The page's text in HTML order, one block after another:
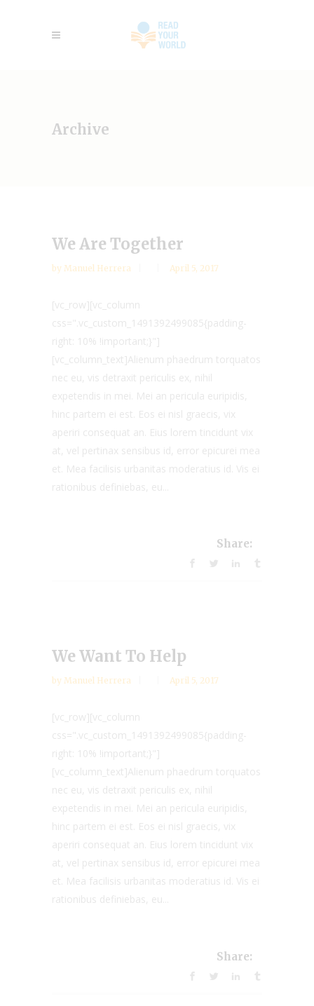
Archive
We Are Together
by Manuel Herrera April 5, 2017
[vc_row][vc_column
css=".vc_custom_1491392499085{padding-
right: 10% !important;}"]
[vc_column_text]Alienum phaedrum torquatos
nec eu, vis detraxit periculis ex, nihil
expetendis in mei. Mei an pericula euripidis,
hinc partem ei est. Eos ei nisl graecis, vix
aperiri consequat an. Eius lorem tincidunt vix
at, vel pertinax sensibus id, error epicurei mea
et. Mea facilisis urbanitas moderatius id. Vis ei
rationibus definiebas, eu...
Share:
We Want To Help
by Manuel Herrera April 5, 2017
[vc_row][vc_column
css=".vc_custom_1491392499085{padding-
right: 10% !important;}"]
[vc_column_text]Alienum phaedrum torquatos
nec eu, vis detraxit periculis ex, nihil
expetendis in mei. Mei an pericula euripidis,
hinc partem ei est. Eos ei nisl graecis, vix
aperiri consequat an. Eius lorem tincidunt vix
at, vel pertinax sensibus id, error epicurei mea
et. Mea facilisis urbanitas moderatius id. Vis ei
rationibus definiebas, eu...
Share: